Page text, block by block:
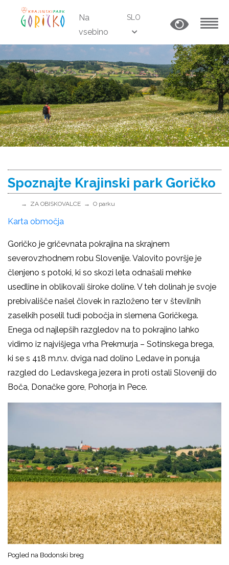
Na
vsebino
SLO
Spoznajte Krajinski park Goričko
ZA OBISKOVALCE O parku
Karta območja
Goričko je gričevnata pokrajina na skrajnem
severovzhodnem robu Slovenije. Valovito površje je
členjeno s potoki, ki so skozi leta odnašali mehke
usedline in oblikovali široke doline. V teh dolinah je svoje
prebivališče našel človek in razloženo ter v številnih
zaselkih poselil tudi pobočja in slemena Goričkega.
Enega od najlepših razgledov na to pokrajino lahko
vidimo iz najvišjega vrha Prekmurja – Sotinskega brega,
ki se s 418 m.n.v. dviga nad dolino Ledave in ponuja
razgled do Ledavskega jezera in proti ostali Sloveniji do
Boča, Donačke gore, Pohorja in Pece.
Pogled na Bodonski breg